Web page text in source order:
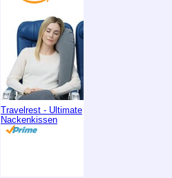
Travelrest - Ultimate
Nackenkissen